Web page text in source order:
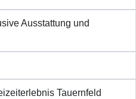
Ausstattung und
Tauernfeld